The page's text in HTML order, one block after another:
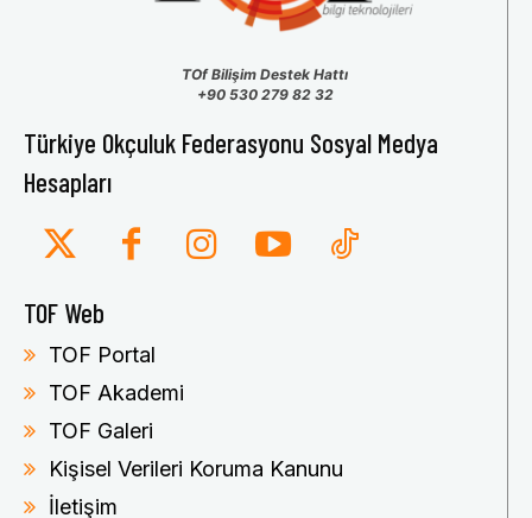
TOf Bilişim Destek Hattı
+90 530 279 82 32
Türkiye Okçuluk Federasyonu Sosyal Medya
Hesapları
TOF Web
TOF Portal
TOF Akademi
TOF Galeri
Kişisel Verileri Koruma Kanunu
İletişim